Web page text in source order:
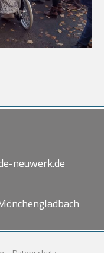
neuwerk.de